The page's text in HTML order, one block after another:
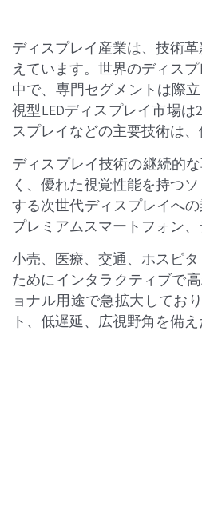
ディスプレイ産業は、技術
えています。世界のディス
中で、専門セグメントは際
視型LEDディスプレイ市場は
スプレイなどの主要技術は
ディスプレイ技術の継続的
く、優れた視覚性能を持つ
する次世代ディスプレイへ
プレミアムスマートフォン
小売、医療、交通、ホスピ
ためにインタラクティブで
ョナル用途で急拡大してお
ト、低遅延、広視野角を備